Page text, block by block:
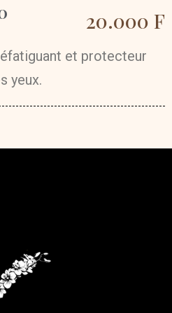
20.000 F
et protecteur
yeux.